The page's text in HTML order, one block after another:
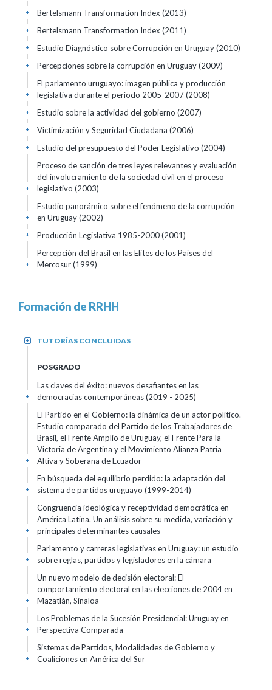
Bertelsmann Transformation Index (2013)
+
Bertelsmann Transformation Index (2011)
+
Estudio Diagnóstico sobre Corrupción en Uruguay (2010)
+
Percepciones sobre la corrupción en Uruguay (2009)
+
El parlamento uruguayo: imagen pública y producción
legislativa durante el período 2005-2007 (2008)
+
Estudio sobre la actividad del gobierno (2007)
+
Victimización y Seguridad Ciudadana (2006)
+
Estudio del presupuesto del Poder Legislativo (2004)
+
Proceso de sanción de tres leyes relevantes y evaluación
del involucramiento de la sociedad civil en el proceso
legislativo (2003)
+
Estudio panorámico sobre el fenómeno de la corrupción
en Uruguay (2002)
+
Producción Legislativa 1985-2000 (2001)
+
Percepción del Brasil en las Elites de los Países del
Mercosur (1999)
+
Formación de RRHH
TUTORÍAS CONCLUIDAS
+
POSGRADO
Las claves del éxito: nuevos desafiantes en las
democracias contemporáneas(2019 - 2025)
+
El Partido en el Gobierno: la dinámica de un actor político.
Estudio comparado del Partido de los Trabajadores de
Brasil, el Frente Amplio de Uruguay, el Frente Para la
Victoria de Argentina y el Movimiento Alianza Patria
Altiva y Soberana de Ecuador
+
En búsqueda del equilibrio perdido: la adaptación del
sistema de partidos uruguayo (1999-2014)
+
Congruencia ideológica y receptividad democrática en
América Latina. Un análisis sobre su medida, variación y
principales determinantes causales
+
Parlamento y carreras legislativas en Uruguay: un estudio
sobre reglas, partidos y legisladores en la cámara
+
Un nuevo modelo de decisión electoral: El
comportamiento electoral en las elecciones de 2004 en
Mazatlán, Sinaloa
+
Los Problemas de la Sucesión Presidencial: Uruguay en
Perspectiva Comparada
+
Sistemas de Partidos, Modalidades de Gobierno y
Coaliciones en América del Sur
+